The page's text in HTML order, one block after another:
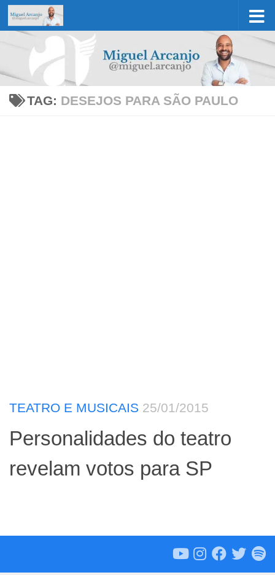
Skip to content
TAG: DESEJOS PARA SÃO PAULO
TEATRO E MUSICAIS 25/01/2015
Personalidades do teatro
revelam votos para SP